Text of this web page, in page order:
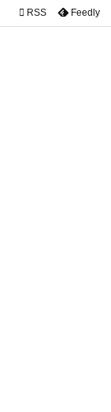

 RSS Feedly